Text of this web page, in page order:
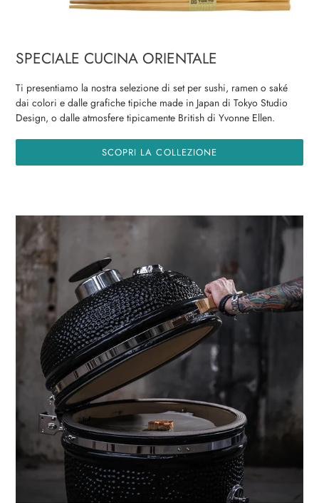
SPECIALE CUCINA ORIENTALE
Ti presentiamo la nostra selezione di set per sushi, ramen o saké
dai colori e dalle grafiche tipiche made in Japan di Tokyo Studio
Design, o dalle atmosfere tipicamente British di Yvonne Ellen.
SCOPRI LA COLLEZIONE